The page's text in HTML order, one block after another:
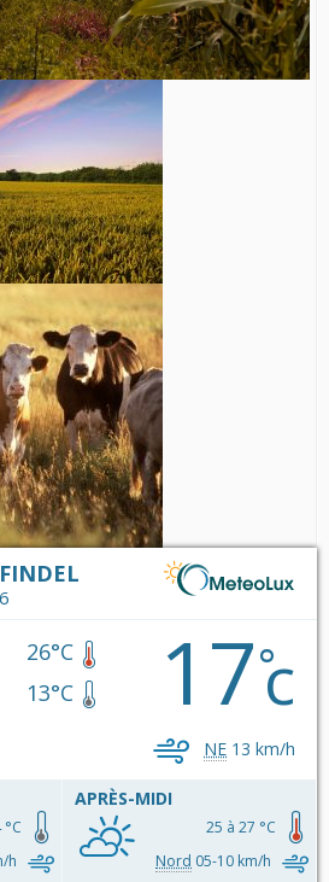
26°C
13°C
17°c
NE 13 km/h
h
APRÈS-MIDI
25 à 27 °C
Nord 05-10 km/h